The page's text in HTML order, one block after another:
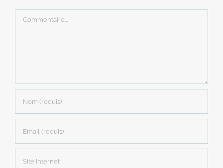
Commentaire